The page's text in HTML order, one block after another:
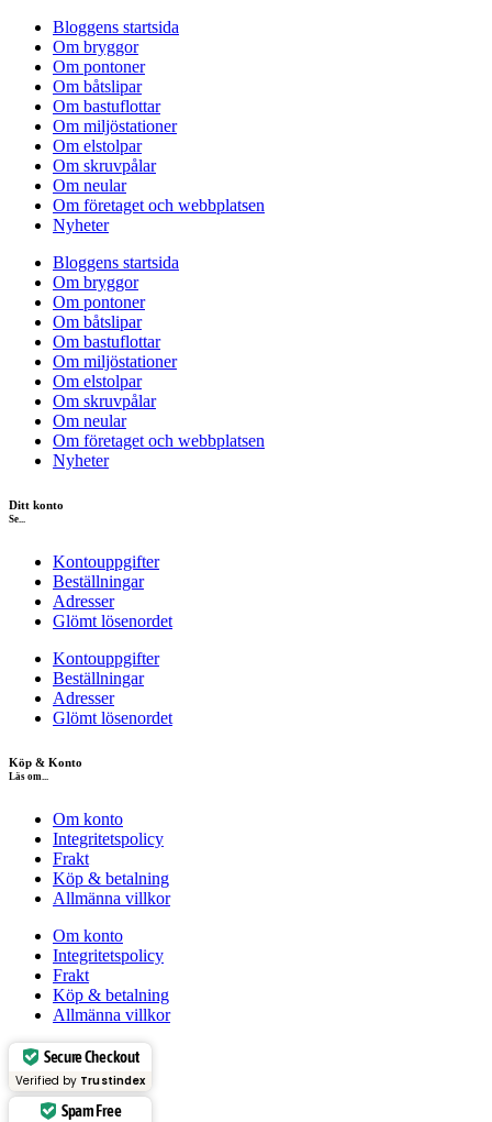
Bloggens startsida
Om bryggor
Om pontoner
Om båtslipar
Om bastuflottar
Om miljöstationer
Om elstolpar
Om skruvpålar
Om neular
Om företaget och webbplatsen
Nyheter
Bloggens startsida
Om bryggor
Om pontoner
Om båtslipar
Om bastuflottar
Om miljöstationer
Om elstolpar
Om skruvpålar
Om neular
Om företaget och webbplatsen
Nyheter
Ditt konto
Se...
Kontouppgifter
Beställningar
Adresser
Glömt lösenordet
Kontouppgifter
Beställningar
Adresser
Glömt lösenordet
Köp & Konto
Läs om...
Om konto
Integritetspolicy
Frakt
Köp & betalning
Allmänna villkor
Om konto
Integritetspolicy
Frakt
Köp & betalning
Allmänna villkor
Secure Checkout
Verified by Trustindex
Spam Free